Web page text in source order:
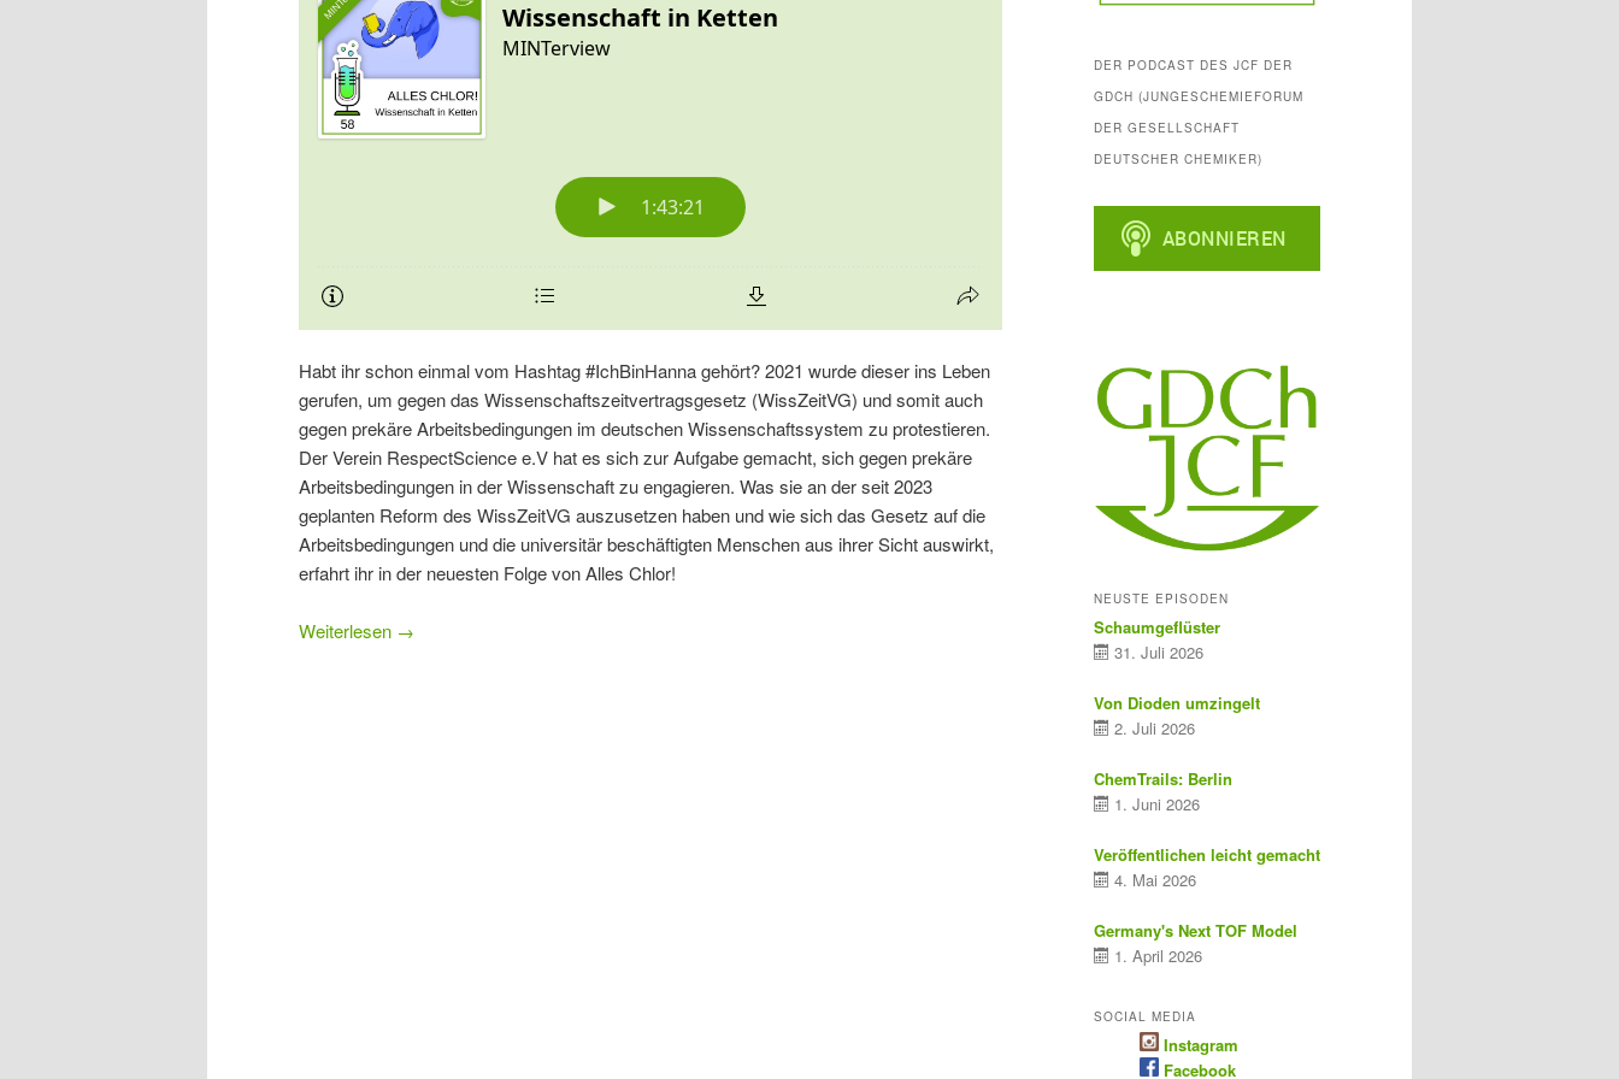
Habt ihr schon einmal vom Hashtag #IchBinHanna gehört? 2021 wurde dieser ins Leben
gerufen, um gegen das Wissenschaftszeitvertragsgesetz (WissZeitVG) und somit auch
gegen prekäre Arbeitsbedingungen im deutschen Wissenschaftssystem zu protestieren.
Der Verein RespectScience e.V hat es sich zur Aufgabe gemacht, sich gegen prekäre
Arbeitsbedingungen in der Wissenschaft zu engagieren. Was sie an der seit 2023
geplanten Reform des WissZeitVG auszusetzen haben und wie sich das Gesetz auf die
Arbeitsbedingungen und die universitär beschäftigten Menschen aus ihrer Sicht auswirkt,
erfahrt ihr in der neuesten Folge von Alles Chlor!
Weiterlesen →
DER PODCAST DES JCF DER
GDCH (JUNGESCHEMIEFORUM
DER GESELLSCHAFT
DEUTSCHER CHEMIKER)
NEUSTE EPISODEN
Schaumgeflüster
31. Juli 2026
Von Dioden umzingelt
2. Juli 2026
ChemTrails: Berlin
1. Juni 2026
Veröffentlichen leicht gemacht
4. Mai 2026
Germany's Next TOF Model
1. April 2026
SOCIAL MEDIA
Instagram
Facebook